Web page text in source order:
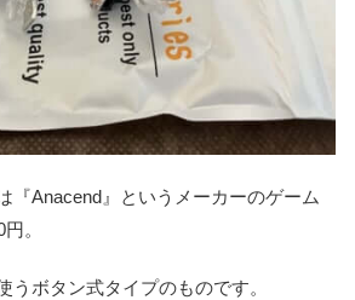
『‎Anacend』というメーカーのゲーム
。
うボタン式タイプのものです。